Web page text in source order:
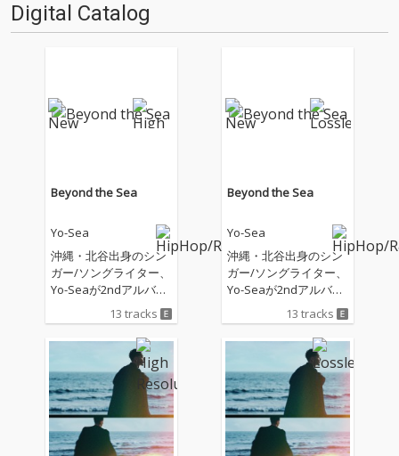
〈Sony Music Labels〉と契約
後…
ーティストもラヴ・コ…
Digital Catalog
Beyond the Sea
Yo-Sea
沖縄・北谷出身のシン
ガー/ソングライター、
Yo-Seaが2ndアルバム
『Beyond the Sea』を
リリース。 2023年の1s
t『Sea of Love』以来
約3年ぶりとなる本作
は、「かけ足族」「Fol
low Me」「Won't eve
r」「Wonderland」
「シャナナ」に新曲を
加えた全13曲を収録。
13 tracks
Beyond the Sea
Yo-Sea
沖縄・北谷出身のシン
ガー/ソングライター、
Yo-Seaが2ndアルバム
『Beyond the Sea』を
リリース。 2023年の1s
t『Sea of Love』以来
約3年ぶりとなる本作
は、「かけ足族」「Fol
low Me」「Won't eve
r」「Wonderland」
「シャナナ」に新曲を
加えた全13曲を収録。
13 tracks